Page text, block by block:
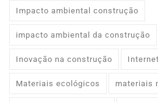
Impacto ambiental construção
impacto ambiental da construção
Inovação na construção
Materiais ecológicos materiais